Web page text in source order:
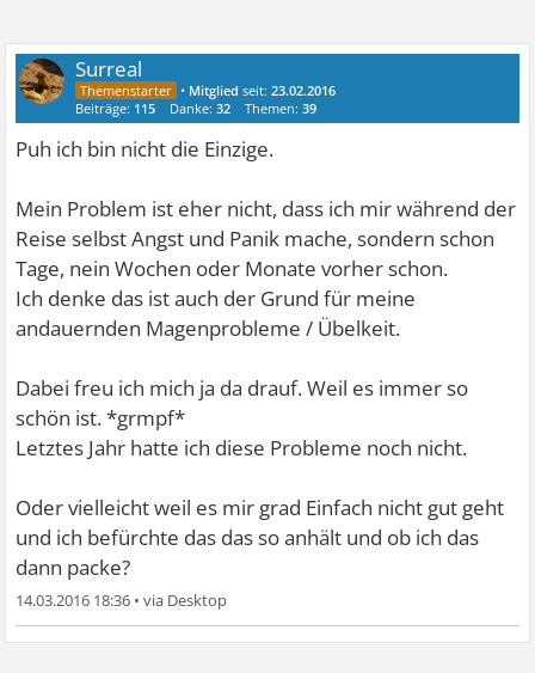
Surreal
• Mitglied seit:23.02.2016
Beiträge: 115 Danke:32 Themen:39
Puh ich bin nicht die Einzige.
Mein Problem ist eher nicht, dass ich mir während der
Reise selbst Angst und Panik mache, sondern schon
Tage, nein Wochen oder Monate vorher schon.
Ich denke das ist auch der Grund für meine
andauernden Magenprobleme / Übelkeit.
Dabei freu ich mich ja da drauf. Weil es immer so
schön ist. *grmpf*
Letztes Jahr hatte ich diese Probleme noch nicht.
Oder vielleicht weil es mir grad Einfach nicht gut geht
und ich befürchte das das so anhält und ob ich das
dann packe?
14.03.2016 18:36 •